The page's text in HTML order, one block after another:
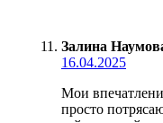
Залина
16.04.2025
Мои
просто